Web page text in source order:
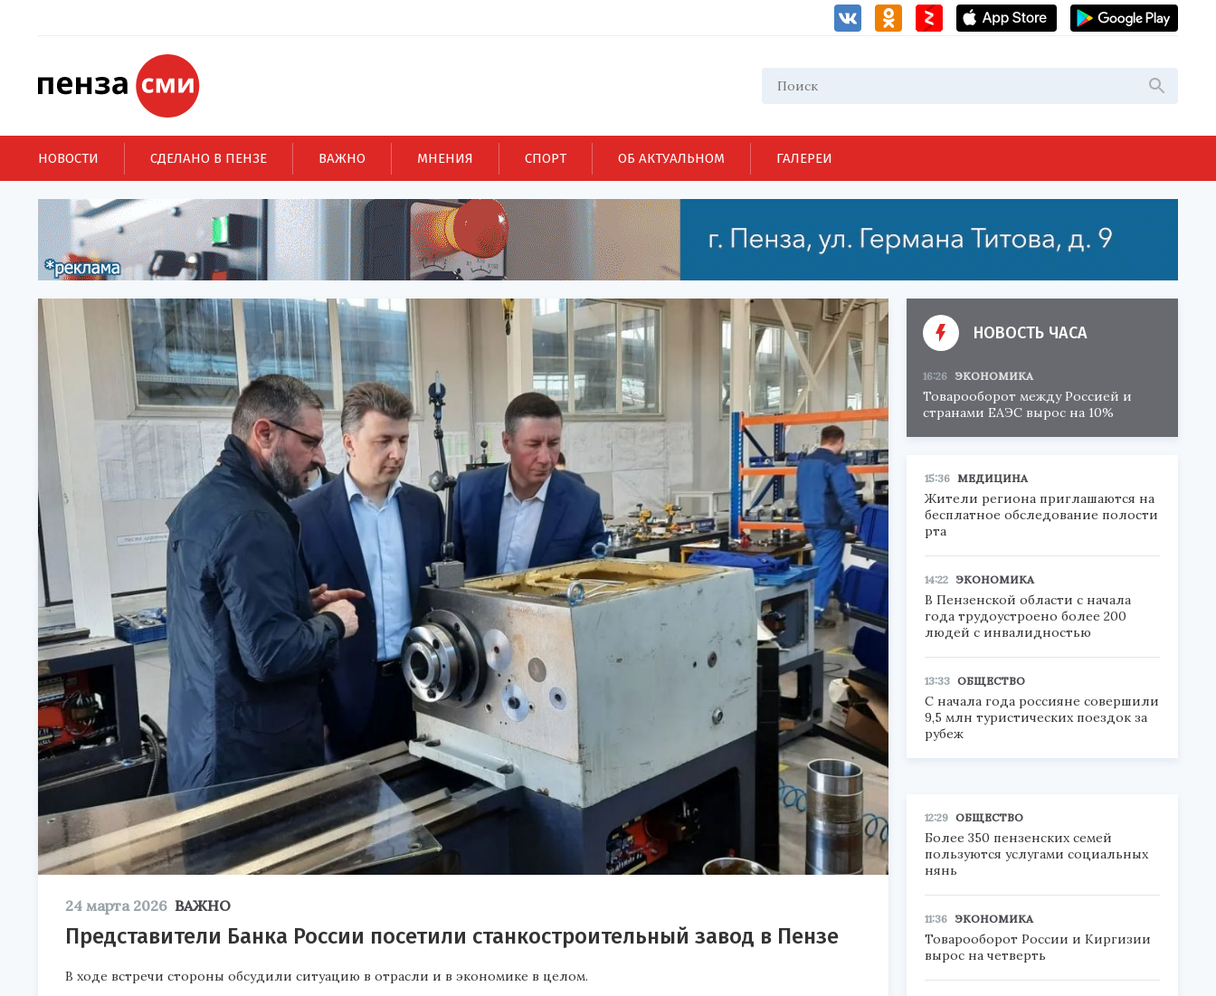
НОВОСТИ СДЕЛАНО В ПЕНЗЕ ВАЖНО МНЕНИЯ СПОРТ ОБ АКТУАЛЬНОМ ГАЛЕРЕИ
24 марта 2026 ВАЖНО
Представители Банка России посетили станкостроительный завод в Пензе
В ходе встречи стороны обсудили ситуацию в отрасли и в экономике в целом.
НОВОСТЬ ЧАСА
16:26 ЭКОНОМИКА
Товарооборот между Россией и
странами ЕАЭС вырос на 10%
15:36 МЕДИЦИНА
Жители региона приглашаются на
бесплатное обследование полости
рта
14:22 ЭКОНОМИКА
В Пензенской области с начала
года трудоустроено более 200
людей с инвалидностью
13:33 ОБЩЕСТВО
С начала года россияне совершили
9,5 млн туристических поездок за
рубеж
12:29 ОБЩЕСТВО
Более 350 пензенских семей
пользуются услугами социальных
нянь
11:36 ЭКОНОМИКА
Товарооборот России и Киргизии
вырос на четверть